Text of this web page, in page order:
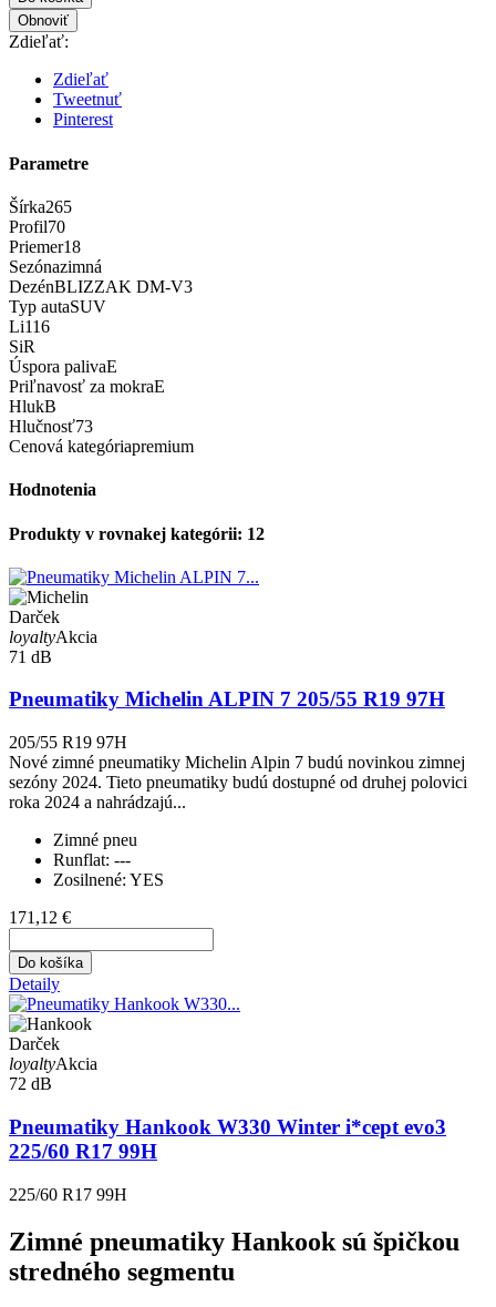
Zdieľať:
Zdieľať
Tweetnuť
Pinterest
Parametre
Šírka265
Profil70
Priemer18
Sezónazimná
DezénBLIZZAK DM-V3
Typ autaSUV
Li116
SiR
Úspora palivaE
Priľnavosť za mokraE
HlukB
Hlučnosť73
Cenová kategóriapremium
Hodnotenia
Produkty v rovnakej kategórii: 12
Darček
loyaltyAkcia
71 dB
Pneumatiky Michelin ALPIN 7 205/55 R19 97H
205/55 R19 97H
Nové zimné pneumatiky Michelin Alpin 7 budú novinkou zimnej
sezóny 2024. Tieto pneumatiky budú dostupné od druhej polovici
roka 2024 a nahrádzajú...
Zimné pneu
Runflat: ---
Zosilnené: YES
171,12 €
Do košíka
Detaily
Darček
loyaltyAkcia
72 dB
Pneumatiky Hankook W330 Winter i*cept evo3
225/60 R17 99H
225/60 R17 99H
Zimné pneumatiky Hankook sú špičkou
stredného segmentu